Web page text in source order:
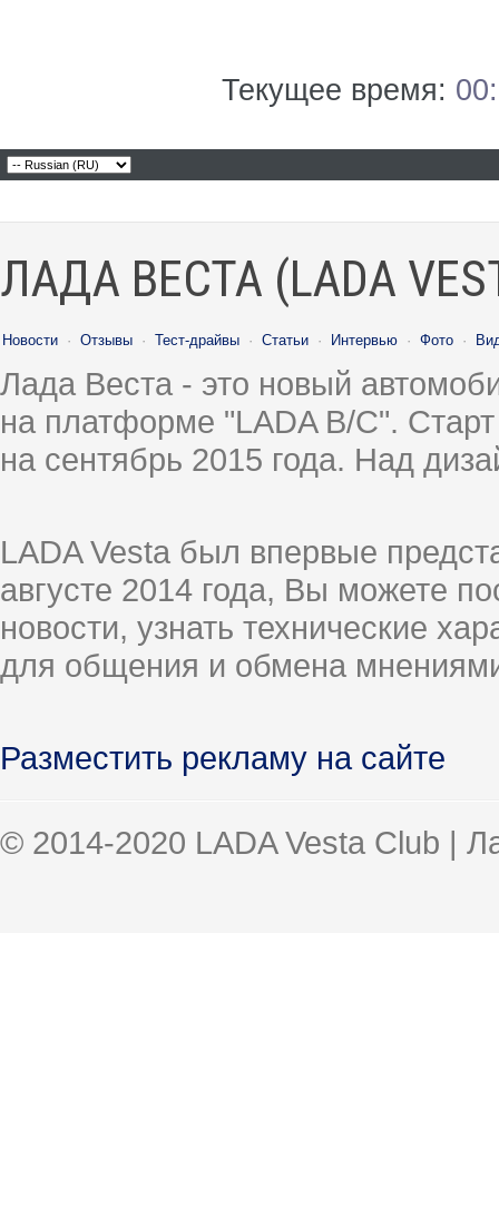
Текущее время:
ЛАДА ВЕСТА (LADA
Новости · Отзывы · Тест-драйвы · Статьи · Интервью · Фото ·
Лада Веста - это новый
на платформе "LADA B/C".
на сентябрь 2015 года. Над
LADA Vesta был впервые
августе 2014 года, Вы можете
новости, узнать технические
для общения и обмена
Разместить рекламу на сайте
© 2014-2020 LADA Vesta Club |